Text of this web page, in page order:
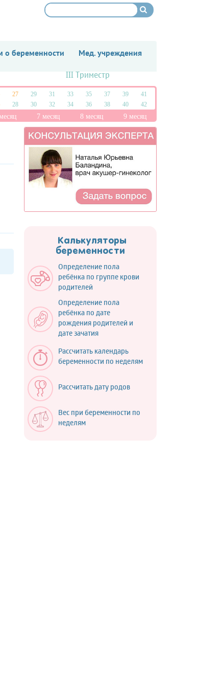
о беременности Мед. учреждения
III Триместр
27 29 31 33 35 37 39
41
28 30 32 34 36 38 40 42
7 месяц 8 месяц 9 месяц
Калькуляторы
беременности
Определение пола
ребёнка по группе крови
родителей
Определение пола
ребёнка по дате
рождения родителей и
дате зачатия
Рассчитать календарь
беременности по неделям
Рассчитать дату родов
Вес при беременности по
неделям